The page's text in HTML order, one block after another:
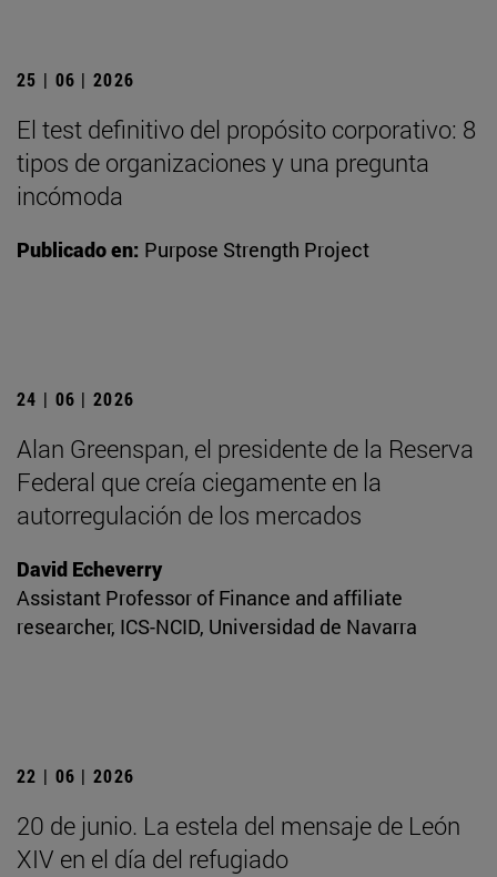
25 | 06 | 2026
El test definitivo del propósito corporativo: 8
tipos de organizaciones y una pregunta
incómoda
Publicado en: Purpose Strength Project
24 | 06 | 2026
Alan Greenspan, el presidente de la Reserva
Federal que creía ciegamente en la
autorregulación de los mercados
David Echeverry
Assistant Professor of Finance and affiliate
researcher, ICS-NCID, Universidad de Navarra
22 | 06 | 2026
20 de junio. La estela del mensaje de León
XIV en el día del refugiado